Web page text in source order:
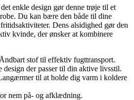
enkle design gør denne trøje til et
Du kan bære den både til dine
Dens alsidighed gør den
kvinde, der ønsker at kombinere
Åndbart stof til effektiv fugttransport.
design der passer til din aktive livsstil.
til at holde dig varm i koldere
nem på- og afklædning.